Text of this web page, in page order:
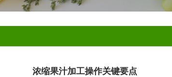
浓缩果汁加工操作关键要点